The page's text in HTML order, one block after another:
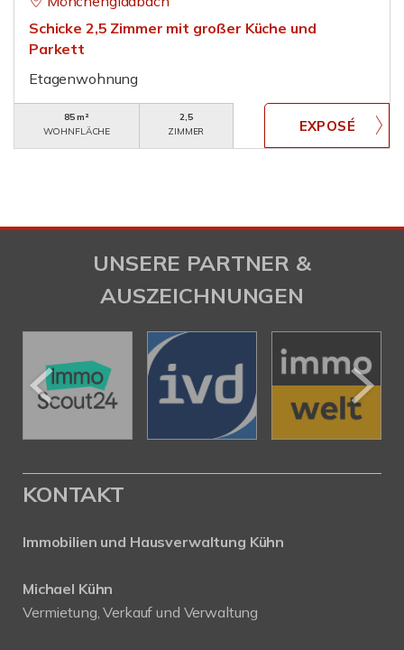
Schicke 2,5 Zimmer mit großer Küche und
Parkett
Etagenwohnung
85 m²
WOHNFLÄCHE
2,5
ZIMMER
UNSERE PARTNER &
AUSZEICHNUNGEN
KONTAKT
Immobilien und Hausverwaltung Kühn
Michael Kühn
Vermietung, Verkauf und Verwaltung